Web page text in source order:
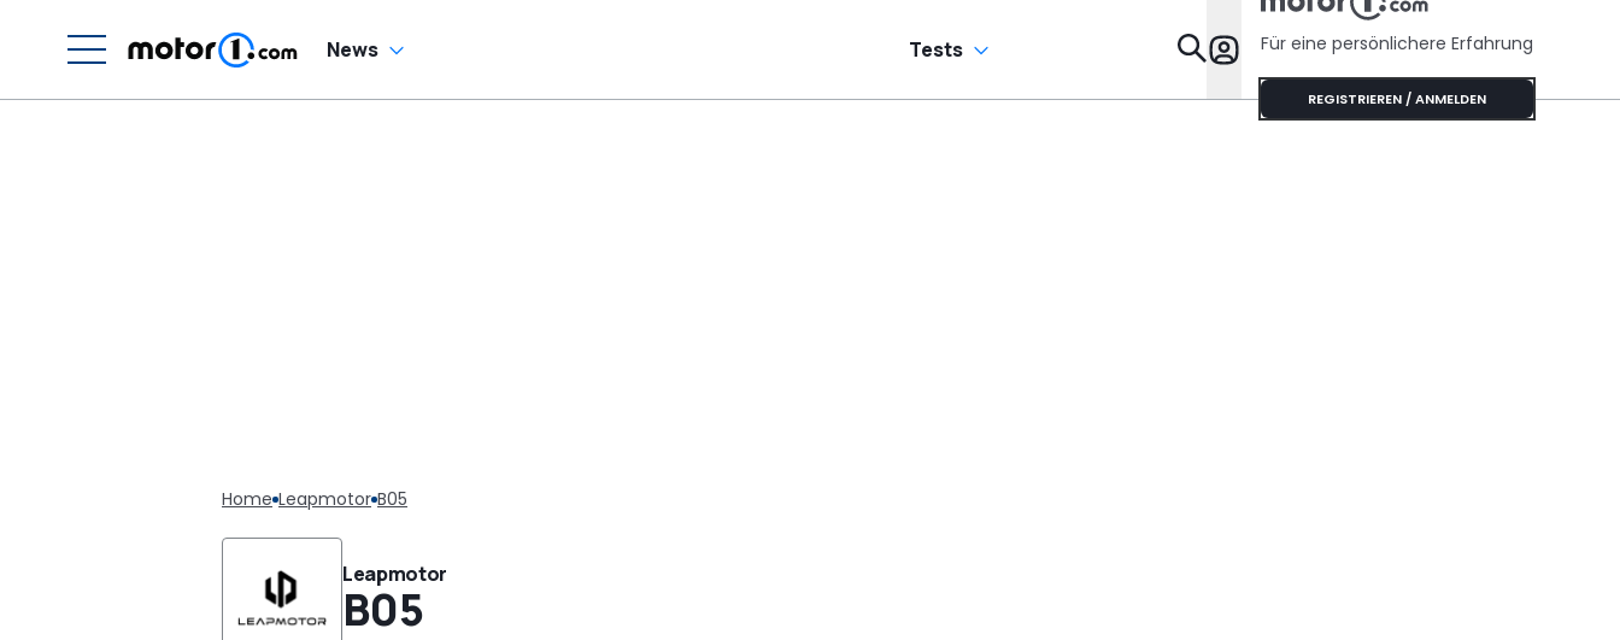
News Tests Specials
Für eine persönlichere Erfahrung
REGISTRIEREN / ANMELDEN
Home Leapmotor B05
Leapmotor
B05